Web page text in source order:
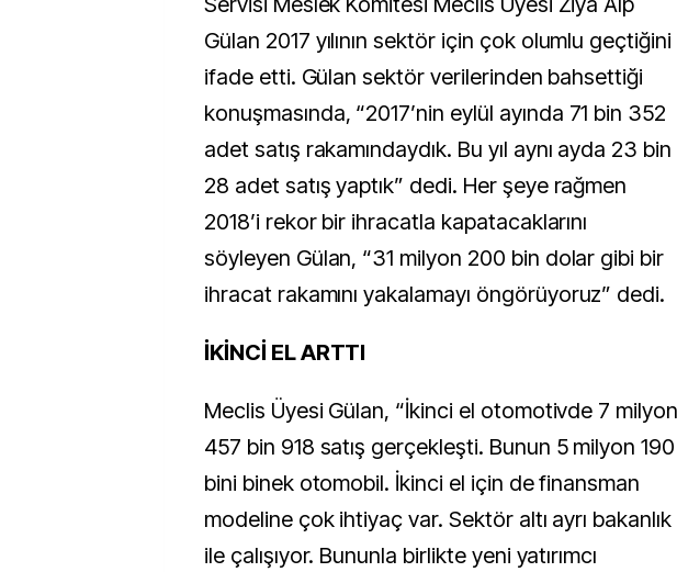
Gülan 2017 yılının sektör için çok olumlu geçtiğini
ifade etti. Gülan sektör verilerinden bahsettiği
konuşmasında, “2017’nin eylül ayında 71 bin 352
adet satış rakamındaydık. Bu yıl aynı ayda 23 bin
28 adet satış yaptık” dedi. Her şeye rağmen
2018’i rekor bir ihracatla kapatacaklarını
söyleyen Gülan, “31 milyon 200 bin dolar gibi bir
ihracat rakamını yakalamayı öngörüyoruz” dedi.
İKİNCİ EL ARTTI
Meclis Üyesi Gülan, “İkinci el otomotivde 7 milyon
457 bin 918 satış gerçekleşti. Bunun 5 milyon 190
bini binek otomobil. İkinci el için de finansman
modeline çok ihtiyaç var. Sektör altı ayrı bakanlık
ile çalışıyor. Bununla birlikte yeni yatırımcı